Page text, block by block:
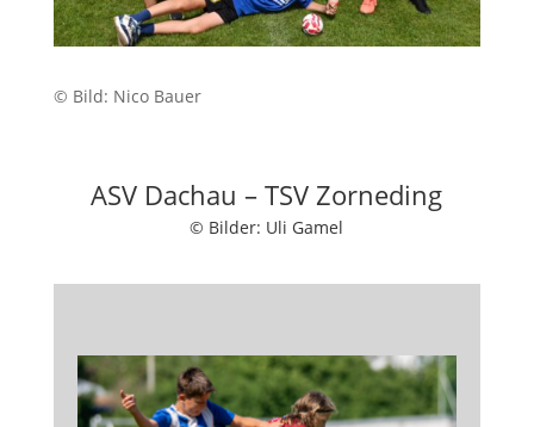
© Bild: Nico Bauer
ASV Dachau – TSV Zorneding
© Bilder: Uli Gamel